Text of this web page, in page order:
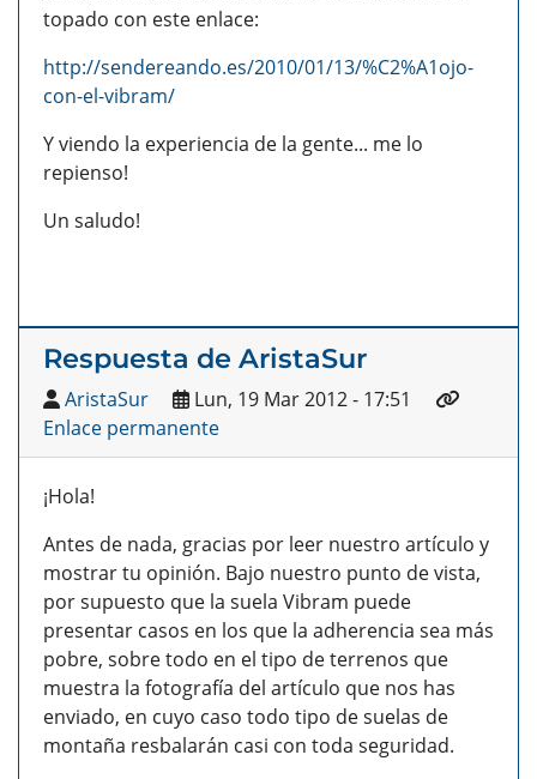
topado con este enlace:
http://sendereando.es/2010/01/13/%C2%A1ojo-
con-el-vibram/
Y viendo la experiencia de la gente... me lo
repienso!
Un saludo!
Respuesta de AristaSur
AristaSur
Lun, 19 Mar 2012 - 17:51
Enlace permanente
¡Hola!
Antes de nada, gracias por leer nuestro artículo y
mostrar tu opinión. Bajo nuestro punto de vista,
por supuesto que la suela Vibram puede
presentar casos en los que la adherencia sea más
pobre, sobre todo en el tipo de terrenos que
muestra la fotografía del artículo que nos has
enviado, en cuyo caso todo tipo de suelas de
montaña resbalarán casi con toda seguridad.